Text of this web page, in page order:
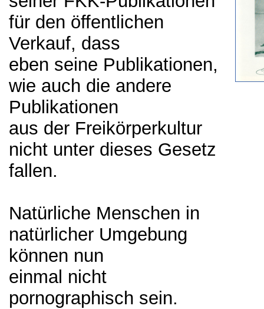
für den öffentlichen
Verkauf, dass
eben seine Publikationen,
wie auch die andere
Publikationen
aus der Freikörperkultur
nicht unter dieses Gesetz
fallen.
Natürliche Menschen in
natürlicher Umgebung
können nun
einmal nicht
pornographisch sein.